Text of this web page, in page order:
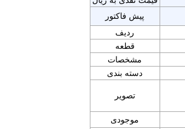
پیش فاکتور
ردیف
قطعه
مشخصات
دسته بندی
تصویر
موجودی